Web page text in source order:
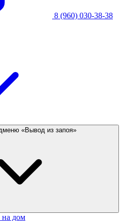
8 (960) 030-38-38
«Вывод из запоя»
на дом